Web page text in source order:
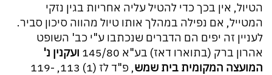
הטיול, אין בכך כדי להטיל עליה אחריות בגין נזקי
המטייל, אם נפילה במהלך אותו טיול מהווה סיכון סביר.
לעניין זה יפים הם הדברים שנכתבו ע"י כב' השופט
אהרון ברק (בתוארו דאז) בע"א 145/80
ועקנין נ'
המועצה המקומית בית שמש
, פ"ד לז (1) 113, 119-